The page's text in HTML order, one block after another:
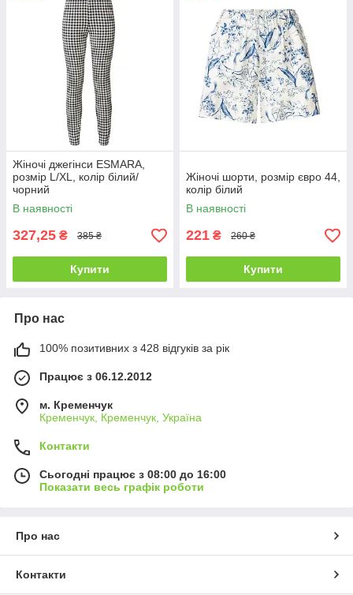
Жіночі джегінси ESMARA,
розмір L/XL, колір білий/
чорний
В наявності
327,25 ₴ 385 ₴
Купити
Жіночі шорти, розмір євро 44,
колір білий
В наявності
221 ₴ 260 ₴
Купити
Про нас
100% позитивних з 428 відгуків за рік
Працює з 06.12.2012
м. Кременчук
Кременчук, Кременчук, Україна
Контакти
Сьогодні працює з 08:00 до 16:00
Показати весь графік роботи
Про нас
Контакти